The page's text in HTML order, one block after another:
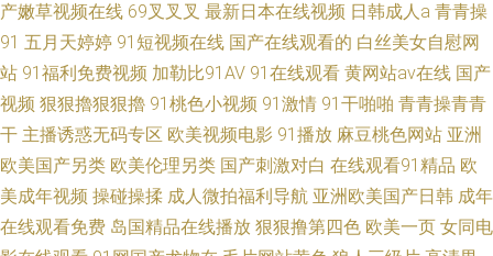
产嫩草视频在线 69叉叉叉 最新日本在线视频 日韩成人a 青青操
91 五月天婷婷 91短视频在线 国产在线观看的 白丝美女自慰网
站 91福利免费视频 加勒比91AV 91在线观看 黄网站av在线 国产
视频 狠狠擼狠狠擼 91桃色小视频 91激情 91干啪啪 青青操青青
干 主播诱惑无码专区 欧美视频电影 91播放 麻豆桃色网站 亚洲
欧美国产另类 欧美伦理另类 国产刺激对白 在线观看91精品 欧
美成年视频 操碰操揉 成人微拍福利导航 亚洲欧美国产日韩 成年
在线观看免费 岛国精品在线播放 狠狠撸第四色 欧美一页 女同电